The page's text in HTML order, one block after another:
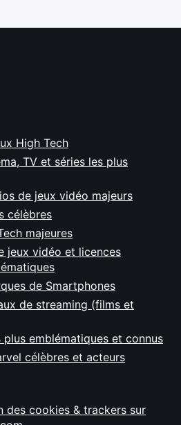
High Tech
TV et séries les plus
de jeux vidéo majeurs
célèbres
majeures
jeux vidéo et licences
de Smartphones
de streaming (films et
plus emblématiques et connus
célèbres et acteurs
des cookies & trackers sur